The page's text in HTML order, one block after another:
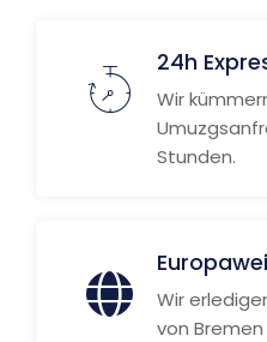
24h
Wir
Stunden.
Wir
von